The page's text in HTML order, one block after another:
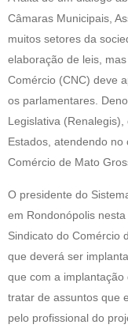
Câmaras Municipais,
muitos setores da
elaboração de leis,
Comércio (CNC) deve
os parlamentares.
Legislativa
Estados, atendendo
Comércio de Mato
O presidente do
em Rondonópolis
Sindicato do Comércio
que deverá ser
que com a
tratar de assuntos que
pelo profissional do